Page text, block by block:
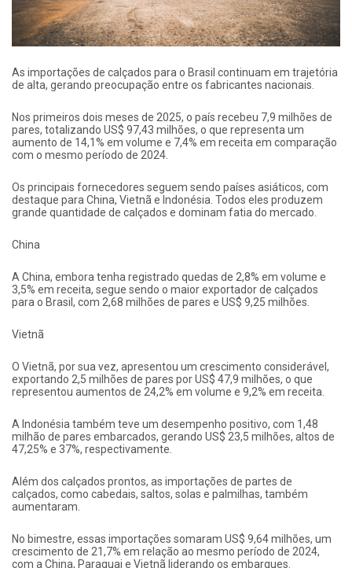
As importações de calçados para o Brasil continuam em trajetória
de alta, gerando preocupação entre os fabricantes nacionais.
Nos primeiros dois meses de 2025, o país recebeu 7,9 milhões de
pares, totalizando US$ 97,43 milhões, o que representa um
aumento de 14,1% em volume e 7,4% em receita em comparação
com o mesmo período de 2024.
Os principais fornecedores seguem sendo países asiáticos, com
destaque para China, Vietnã e Indonésia. Todos eles produzem
grande quantidade de calçados e dominam fatia do mercado.
China
A China, embora tenha registrado quedas de 2,8% em volume e
3,5% em receita, segue sendo o maior exportador de calçados
para o Brasil, com 2,68 milhões de pares e US$ 9,25 milhões.
Vietnã
O Vietnã, por sua vez, apresentou um crescimento considerável,
exportando 2,5 milhões de pares por US$ 47,9 milhões, o que
representou aumentos de 24,2% em volume e 9,2% em receita.
A Indonésia também teve um desempenho positivo, com 1,48
milhão de pares embarcados, gerando US$ 23,5 milhões, altos de
47,25% e 37%, respectivamente.
Além dos calçados prontos, as importações de partes de
calçados, como cabedais, saltos, solas e palmilhas, também
aumentaram.
No bimestre, essas importações somaram US$ 9,64 milhões, um
crescimento de 21,7% em relação ao mesmo período de 2024,
com a China, Paraguai e Vietnã liderando os embarques.